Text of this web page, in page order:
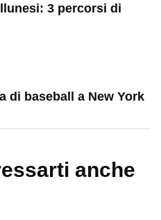
3 percorsi di
di baseball a New York
anche